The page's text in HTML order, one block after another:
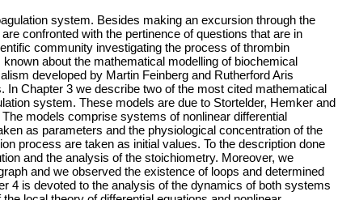
system. Besides making an excursion through the
confronted with the pertinence of questions that are in
community investigating the process of thrombin
about the mathematical modelling of biochemical
developed by Martin Feinberg and Rutherford Aris
Chapter 3 we describe two of the most cited mathematical
system. These models are due to Stortelder, Hemker and
models comprise systems of nonlinear differential
as parameters and the physiological concentration of the
process are taken as initial values. To the description done
and the analysis of the stoichiometry. Moreover, we
and we observed the existence of loops and determined
4 is devoted to the analysis of the dynamics of both systems